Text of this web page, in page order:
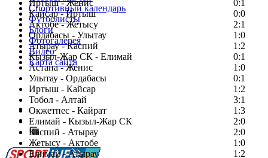
Иртыш - Женис
0:1
Кайсар - Иртыш
0:0
Актобе - Жетысу
2:1
Ордабасы - Улытау
1:0
Атырау - Каспий
1:2
Кызыл-Жар СК - Елимай
0:1
Астана - Женис
1:0
Улытау - Ордабасы
0:1
Иртыш - Кайсар
1:2
Тобол - Алтай
3:1
Окжетпес - Кайрат
1:3
Елимай - Кызыл-Жар СК
2:0
Каспий - Атырау
2:0
Жетысу - Актобе
1:0
Елимай - Атырау
1:2
Спортивный календарь
Футболисты
Блоги
Фотогалерея
Видео
Карта сайта
Есть идея?
Сообщить о мероприятии
Перейти на старый сайт